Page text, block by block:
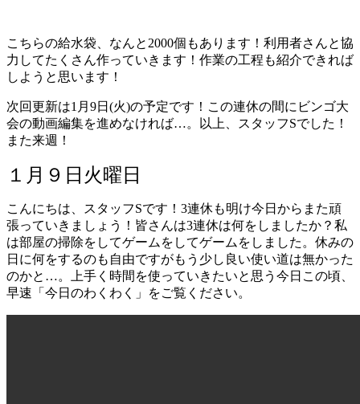
こちらの給水袋、なんと2000個もあります！利用者さんと協
力してたくさん作っていきます！作業の工程も紹介できれば
しようと思います！
次回更新は1月9日(火)の予定です！この連休の間にビンゴ大
会の動画編集を進めなければ…。以上、スタッフSでした！
また来週！
１月９日火曜日
こんにちは、スタッフSです！3連休も明け今日からまた頑
張っていきましょう！皆さんは3連休は何をしましたか？私
は部屋の掃除をしてゲームをしてゲームをしました。休みの
日に何をするのも自由ですがもう少し良い使い道は無かった
のかと…。上手く時間を使っていきたいと思う今日この頃、
早速「今日のわくわく」をご覧ください。